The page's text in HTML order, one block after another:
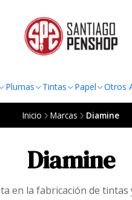
Plumas Tintas Papel Otros
Inicio Marcas Diamine
Diamine
en la fabricación de